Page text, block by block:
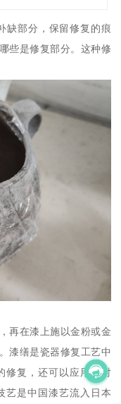
缺部分，保留修复的痕
些是修复部分。这种修
再在漆上施以金粉或金
漆缮是瓷器修复工艺中
修复，还可以应用于对
艺是中国漆艺流入日本